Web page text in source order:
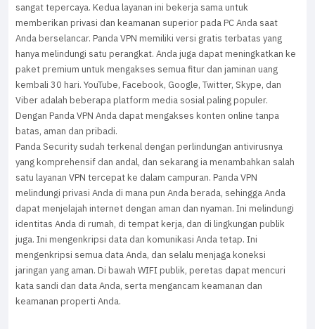
sangat tepercaya. Kedua layanan ini bekerja sama untuk
memberikan privasi dan keamanan superior pada PC Anda saat
Anda berselancar. Panda VPN memiliki versi gratis terbatas yang
hanya melindungi satu perangkat. Anda juga dapat meningkatkan ke
paket premium untuk mengakses semua fitur dan jaminan uang
kembali 30 hari. YouTube, Facebook, Google, Twitter, Skype, dan
Viber adalah beberapa platform media sosial paling populer.
Dengan Panda VPN Anda dapat mengakses konten online tanpa
batas, aman dan pribadi.
Panda Security sudah terkenal dengan perlindungan antivirusnya
yang komprehensif dan andal, dan sekarang ia menambahkan salah
satu layanan VPN tercepat ke dalam campuran. Panda VPN
melindungi privasi Anda di mana pun Anda berada, sehingga Anda
dapat menjelajah internet dengan aman dan nyaman. Ini melindungi
identitas Anda di rumah, di tempat kerja, dan di lingkungan publik
juga. Ini mengenkripsi data dan komunikasi Anda tetap. Ini
mengenkripsi semua data Anda, dan selalu menjaga koneksi
jaringan yang aman. Di bawah WIFI publik, peretas dapat mencuri
kata sandi dan data Anda, serta mengancam keamanan dan
keamanan properti Anda.